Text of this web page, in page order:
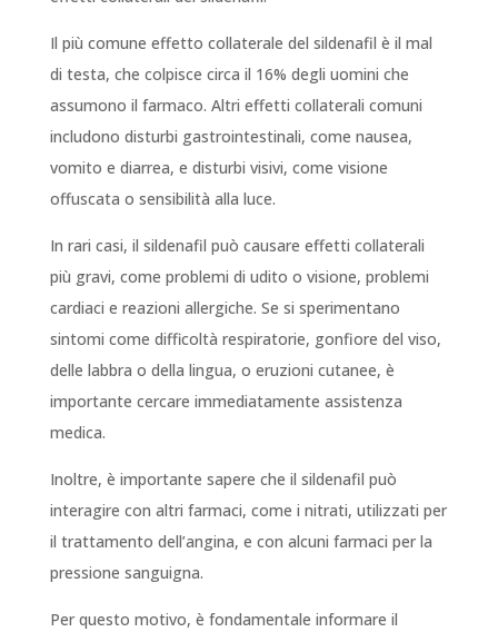
Il più comune effetto collaterale del sildenafil è il mal
di testa, che colpisce circa il 16% degli uomini che
assumono il farmaco. Altri effetti collaterali comuni
includono disturbi gastrointestinali, come nausea,
vomito e diarrea, e disturbi visivi, come visione
offuscata o sensibilità alla luce.
In rari casi, il sildenafil può causare effetti collaterali
più gravi, come problemi di udito o visione, problemi
cardiaci e reazioni allergiche. Se si sperimentano
sintomi come difficoltà respiratorie, gonfiore del viso,
delle labbra o della lingua, o eruzioni cutanee, è
importante cercare immediatamente assistenza
medica.
Inoltre, è importante sapere che il sildenafil può
interagire con altri farmaci, come i nitrati, utilizzati per
il trattamento dell’angina, e con alcuni farmaci per la
pressione sanguigna.
Per questo motivo, è fondamentale informare il